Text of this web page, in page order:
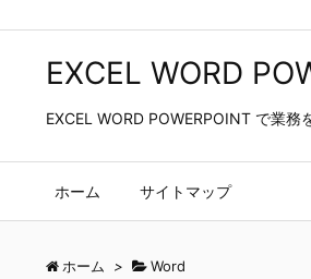
EXCEL WORD
EXCEL WORD POWERPOINT で業
ホーム サイトマップ
ホーム > Word